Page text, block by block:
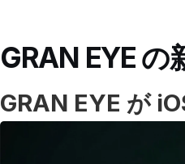
GRAN EYE の
GRAN EYE が